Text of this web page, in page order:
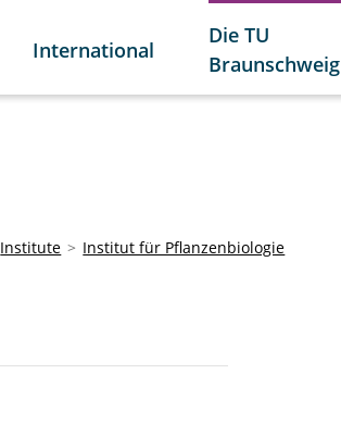
International
Die TU
Braunschweig
Institute Institut für Pflanzenbiologie